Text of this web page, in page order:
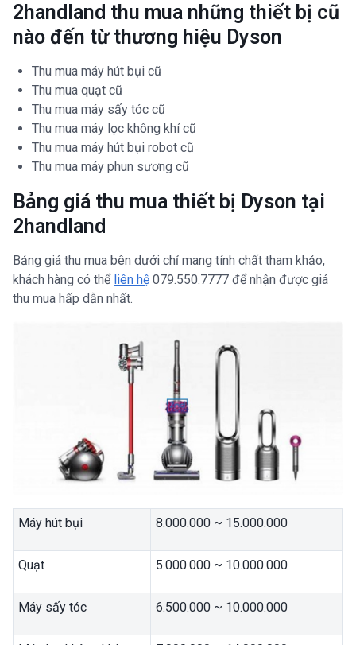
2handland thu mua những thiết bị cũ
nào đến từ thương hiệu Dyson
Thu mua máy hút bụi cũ
Thu mua quạt cũ
Thu mua máy sấy tóc cũ
Thu mua máy lọc không khí cũ
Thu mua máy hút bụi robot cũ
Thu mua máy phun sương cũ
Bảng giá thu mua thiết bị Dyson tại
2handland
Bảng giá thu mua bên dưới chỉ mang tính chất tham khảo,
khách hàng có thể liên hệ 079.550.7777 để nhận được giá
thu mua hấp dẫn nhất.
Máy hút bụi 8.000.000 ~ 15.000.000
Quạt 5.000.000 ~ 10.000.000
Máy sấy tóc 6.500.000 ~ 10.000.000